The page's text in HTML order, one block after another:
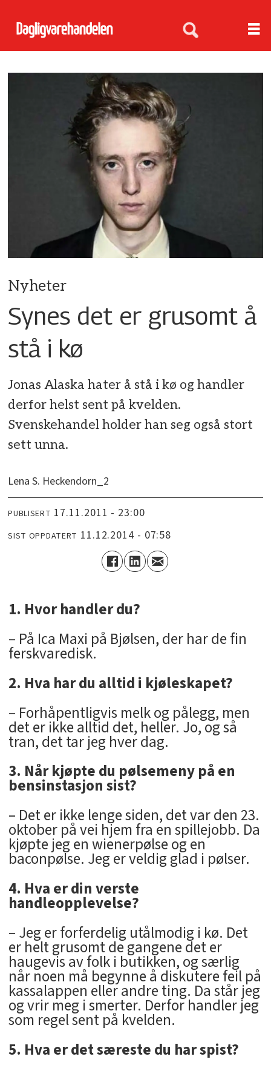
Nyheter
Synes det er grusomt å
stå i kø
Jonas Alaska hater å stå i kø og handler
derfor helst sent på kvelden.
Svenskehandel holder han seg også stort
sett unna.
Lena S. Heckendorn_2
PUBLISERT 17.11.2011 - 23:00
SIST OPPDATERT 11.12.2014 - 07:58
1. Hvor handler du?
– På Ica Maxi på Bjølsen, der har de fin
ferskvaredisk.
2. Hva har du alltid i kjøleskapet?
– Forhåpentligvis melk og pålegg, men
det er ikke alltid det, heller. Jo, og så
tran, det tar jeg hver dag.
3. Når kjøpte du pølsemeny på en
bensinstasjon sist?
– Det er ikke lenge siden, det var den 23.
oktober på vei hjem fra en spillejobb. Da
kjøpte jeg en wienerpølse og en
baconpølse. Jeg er veldig glad i pølser.
4. Hva er din verste
handleopplevelse?
– Jeg er forferdelig utålmodig i kø. Det
er helt grusomt de gangene det er
haugevis av folk i butikken, og særlig
når noen må begynne å diskutere feil på
kassalappen eller andre ting. Da står jeg
og vrir meg i smerter. Derfor handler jeg
som regel sent på kvelden.
5. Hva er det særeste du har spist?